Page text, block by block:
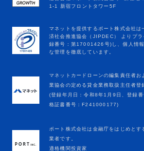
マネットカードローンの編集責任者お
業協会の定める貸金業務取扱主任者登
(登録年月日：令和8年1月9日、登録
格証書番号：F241000177)
ポート株式会社は金融庁をはじめとす
業者です。
適格機関投資家